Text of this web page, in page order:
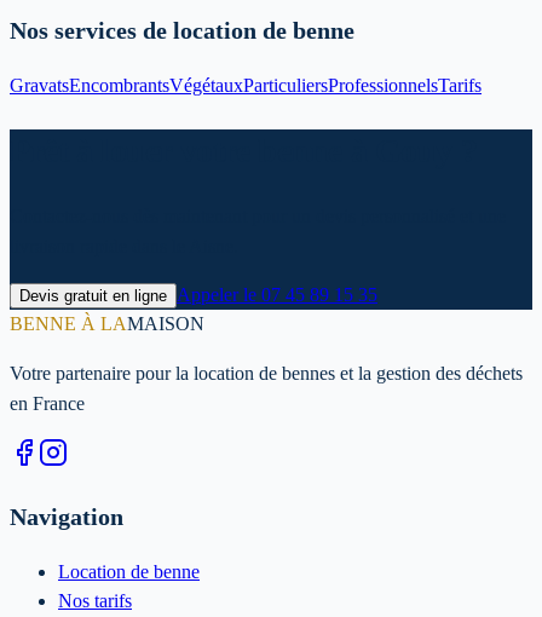
Nos services de location de benne
GravatsEncombrantsVégétauxParticuliersProfessionnelsTarifs
Devis gratuit en ligne Appeler le 07 45 89 15 35
BENNE À LAMAISON
Votre partenaire pour la location de bennes et la gestion des déchets
en France
Navigation
Location de benne
Nos tarifs